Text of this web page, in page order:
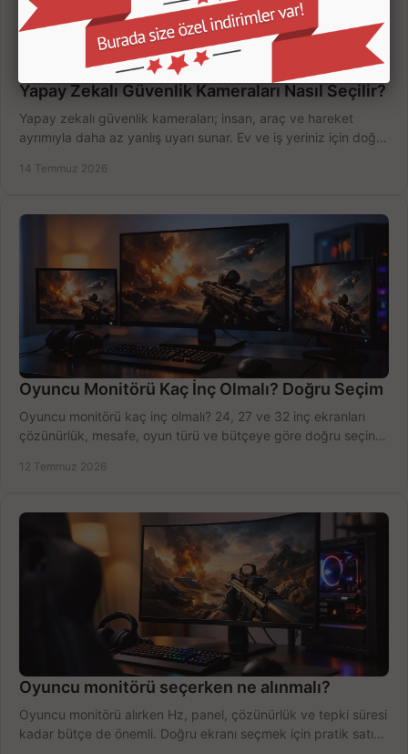
Yapay Zekalı Güvenlik Kameraları Nasıl Seçilir?
Yapay zekalı güvenlik kameraları; insan, araç ve hareket
ayrımıyla daha az yanlış uyarı sunar. Ev ve iş yeriniz için doğru
14 Temmuz 2026
Oyuncu Monitörü Kaç İnç Olmalı? Doğru Seçim
Oyuncu monitörü kaç inç olmalı? 24, 27 ve 32 inç ekranları
çözünürlük, mesafe, oyun türü ve bütçeye göre doğru seçin,
12 Temmuz 2026
Oyuncu monitörü seçerken ne alınmalı?
Oyuncu monitörü alırken Hz, panel, çözünürlük ve tepki süresi
kadar bütçe de önemli. Doğru ekranı seçmek için pratik satın